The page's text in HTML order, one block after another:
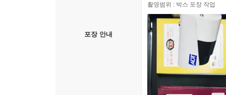
포장 안내
촬영범위 : 박스 포장 작업